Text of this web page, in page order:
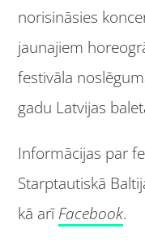
norisināsies
jaunajiem
festivāla
gadu Latvijas
Informācijas par
Starptautiskā
kā arīFacebook.